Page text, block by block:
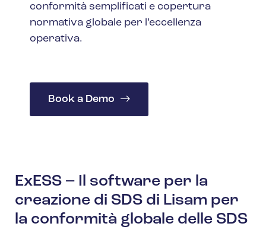
conformità semplificati e copertura
normativa globale per l’eccellenza
operativa.
Book a Demo
ExESS – Il software per la
creazione di SDS di Lisam per
la conformità globale delle SDS